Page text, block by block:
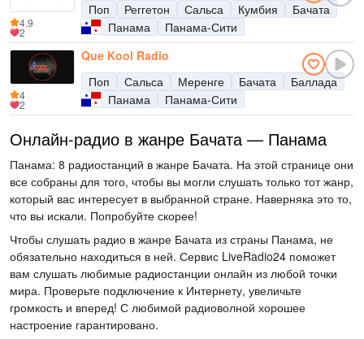
Поп
Реггетон Сальса Кумбия
Бачата
Панама
Панама-Сити
4.9
2
Que Kool Radio
Поп
Сальса Меренге Бачата
Баллада
Панама
Панама-Сити
4
2
Онлайн-радио в жанре Бачата — Панама
Панама: 8 радиостанций в жанре Бачата. На этой странице они
все собраны для того, чтобы вы могли слушать только тот жанр,
который вас интересует в выбранной стране. Наверняка это то,
что вы искали. Попробуйте скорее!
Чтобы слушать радио в жанре Бачата из страны Панама, не
обязательно находиться в ней. Сервис LiveRadio24 поможет
вам слушать любимые радиостанции онлайн из любой точки
мира. Проверьте подключение к Интернету, увеличьте
громкость и вперед! С любимой радиоволной хорошее
настроение гарантировано.